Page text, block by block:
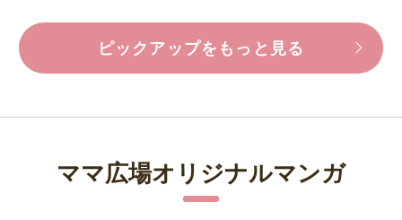
ピックアップをもっと見る
ママ広場オリジナルマンガ